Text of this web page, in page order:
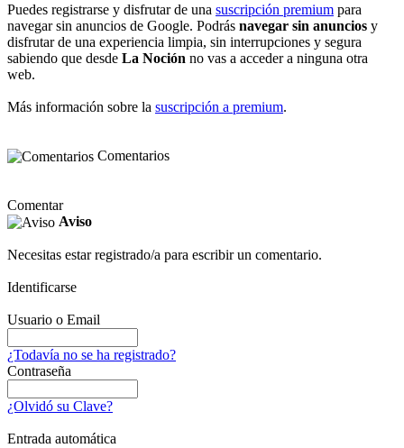
Puedes registrarse y disfrutar de una suscripción premium para
navegar sin anuncios de Google. Podrás navegar sin anuncios y
disfrutar de una experiencia limpia, sin interrupciones y segura
sabiendo que desde La Noción no vas a acceder a ninguna otra
web.
Más información sobre la suscripción a premium.
Comentarios
Comentar
Aviso
Necesitas estar registrado/a para escribir un comentario.
Identificarse
Usuario o Email
¿Todavía no se ha registrado?
Contraseña
¿Olvidó su Clave?
Entrada automática